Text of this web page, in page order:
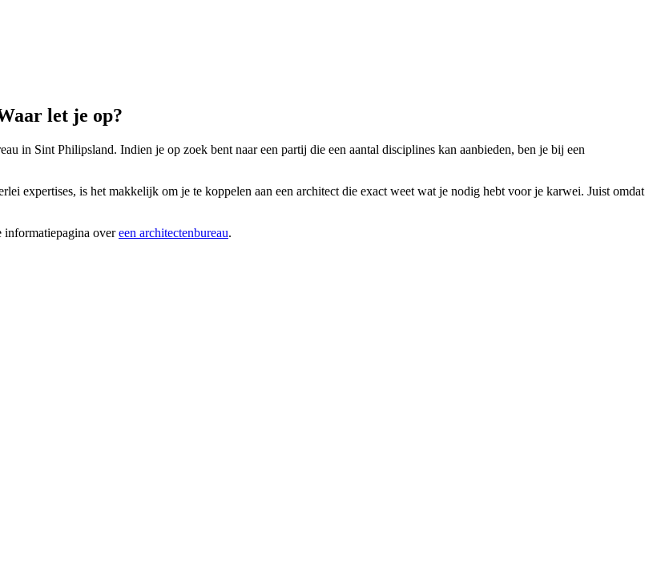
let je op?
in Sint Philipsland. Indien je op zoek bent naar een partij die een aantal disciplines kan aanbieden, ben je bij een
expertises, is het makkelijk om je te koppelen aan een architect die exact weet wat je nodig hebt voor je karwei. Juist omdat
informatiepagina overeen architectenbureau.